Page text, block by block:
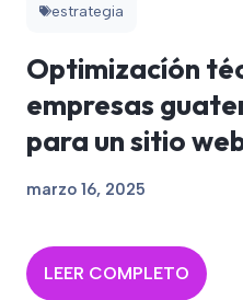
estrategia
Optimizacíón
empresas
para un sitio
marzo 16, 2025
LEER COMPLETO